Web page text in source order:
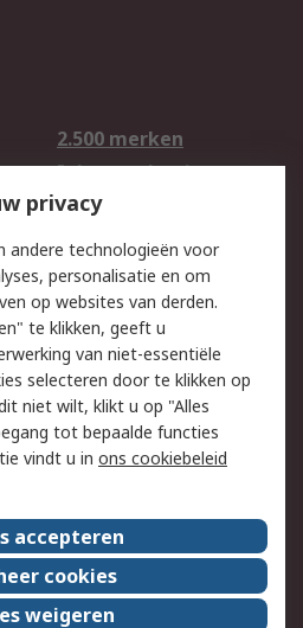
2.500 merken
Inkoopoplossingen
Technisch advies
Email veiligheid
Websitevoorwaarden
Over ons
Werken bij RS
privacy
andere technologieën voor
personalisatie en om
op websites van derden.
te klikken, geeft u
van niet-essentiële
selecteren door te klikken op
niet wilt, klikt u op "Alles
tot bepaalde functies
vindt u in ons cookiebeleid
accepteren
cookies
weigeren